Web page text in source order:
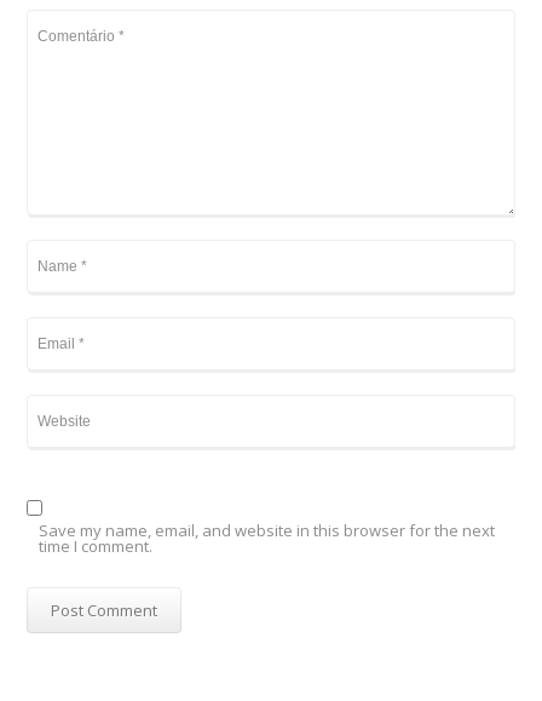
Save my name, email, and website in this browser for the next
time I comment.